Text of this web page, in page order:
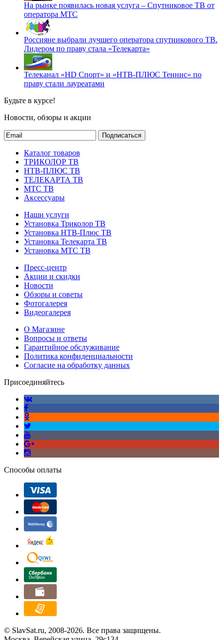
На рынке появилась новая услуга – Спутниковое ТВ от
оператора МТС
Россияне выбрали лучшего оператора спутникового ТВ.
Лидером по праву стала «Телекарта»
Телеканал «HD Спорт» и «НТВ-ПЛЮС Теннис» по
праву стали лауреатами
Будьте в курсе!
Новости, обзоры и акции
Подписаться
Каталог товаров
ТРИКОЛОР ТВ
НТВ-ПЛЮС ТВ
ТЕЛЕКАРТА ТВ
МТС ТВ
Аксессуары
Наши услуги
Установка Триколор ТВ
Установка НТВ-Плюс ТВ
Установка Телекарта ТВ
Установка МТС ТВ
Пресс-центр
Акции и скидки
Новости
Обзоры и советы
Фотогалерея
Видеогалерея
О Магазине
Вопросы и ответы
Гарантийное обслуживание
Политика конфиденциальности
Согласие на обработку данных
Присоединяйтесь
Способы оплаты
© SlavSat.ru, 2008-2026. Все права защищены.